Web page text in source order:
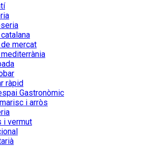
de mercat
mediterrània
ràpid
Gastronòmic
i arròs
i vermut